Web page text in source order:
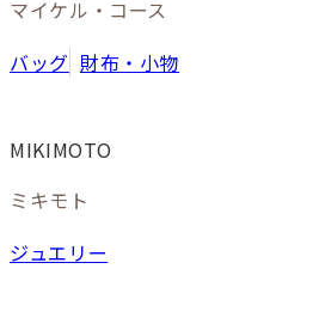
マイケル・コース
バッグ 財布・小物
MIKIMOTO
ミキモト
ジュエリー